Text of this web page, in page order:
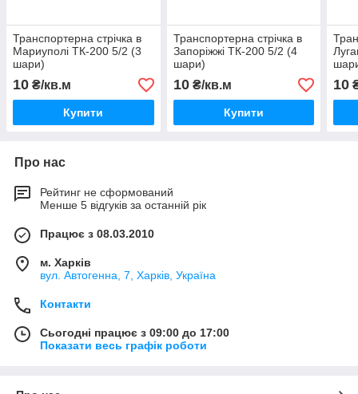
Транспортерна стрічка в
Мариуполі ТК-200 5/2 (3
шари)
10 ₴/кв.м
Купити
Транспортерна стрічка в
Запоріжжі ТК-200 5/2 (4
шари)
10₴/кв.м
Купити
10
Про нас
Рейтинг не сформований
Менше 5 відгуків за останній рік
Працює з 08.03.2010
м. Харків
вул. Автогенна, 7, Харків, Україна
Контакти
Сьогодні працює з 09:00 до 17:00
Показати весь графік роботи